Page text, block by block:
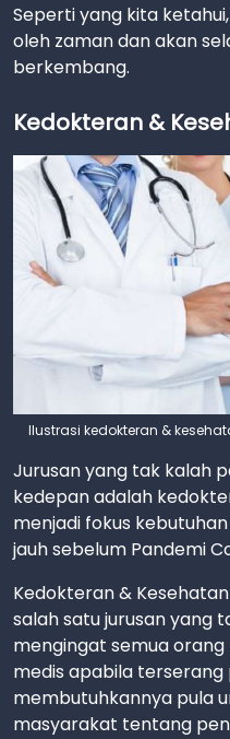
Seperti yang kita
oleh zaman dan akan
berkembang.
Kedokteran &
Ilustrasi kedokteran &
Jurusan yang tak kalah
kedepan adalah
menjadi fokus
jauh sebelum Pandemi
Kedokteran &
salah satu jurusan yang
mengingat semua
medis apabila
membutuhkannya pula
masyarakat tentang